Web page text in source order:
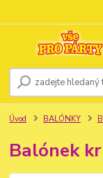
Úvod BALÓNKY
Balónek